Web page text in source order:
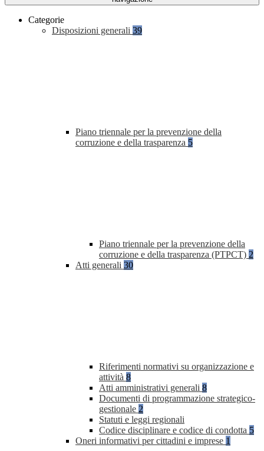
Categorie
Disposizioni generali 39
Piano triennale per la prevenzione della
corruzione e della trasparenza 5
Piano triennale per la prevenzione della
corruzione e della trasparenza (PTPCT) 2
Atti generali 30
Riferimenti normativi su organizzazione e
attività 8
Atti amministrativi generali 8
Documenti di programmazione strategico-
gestionale 2
Statuti e leggi regionali
Codice disciplinare e codice di condotta 5
Oneri informativi per cittadini e imprese 1